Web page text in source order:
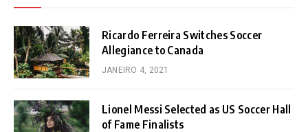
Ricardo Ferreira Switches Soccer
Allegiance to Canada
JANEIRO 4, 2021
Lionel Messi Selected as US Soccer Hall
of Fame Finalists